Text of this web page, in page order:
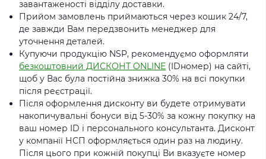
завантаженості відділу доставки.
Прийом замовлень приймаються через кошик 24/7,
де завжди Вам передзвонить менеджер для
уточнення деталей.
Купуючи продукцію NSP, рекомендуємо оформляти
безкоштовний ДИСКОНТ ONLINE (IDномер) на сайті,
щоб у Вас була постійна знижка 30% на всі покупки
після реєстрації.
Після оформлення дисконту ви будете отримувати
накопичувальні бонуси від 5-30% за кожну покупку на
ваш номер ID і персонального консультанта. Дисконт
у компанії НСП оформляється один раз на людину.
Після цього при кожній покупці Ви вказуєте номер